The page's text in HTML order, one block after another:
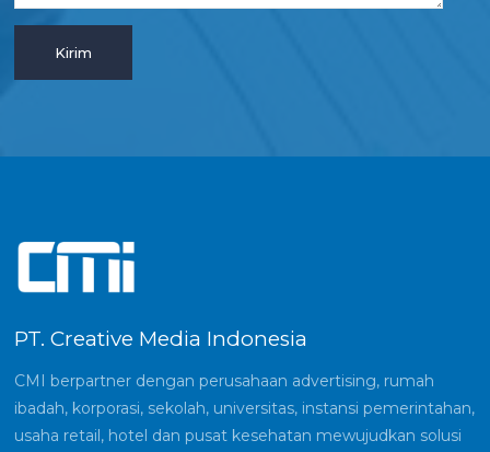
PT. Creative Media Indonesia
CMI berpartner dengan perusahaan advertising, rumah
ibadah, korporasi, sekolah, universitas, instansi pemerintahan,
usaha retail, hotel dan pusat kesehatan mewujudkan solusi